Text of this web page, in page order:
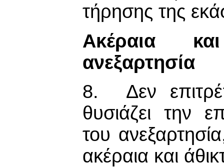
τήρησης της
Ακέραια
ανεξαρτησία
8. Δεν
θυσιάζει την
του
ακέραια και